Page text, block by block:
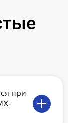
при